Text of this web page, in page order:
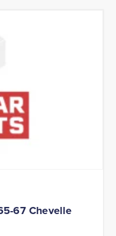
67 Chevelle